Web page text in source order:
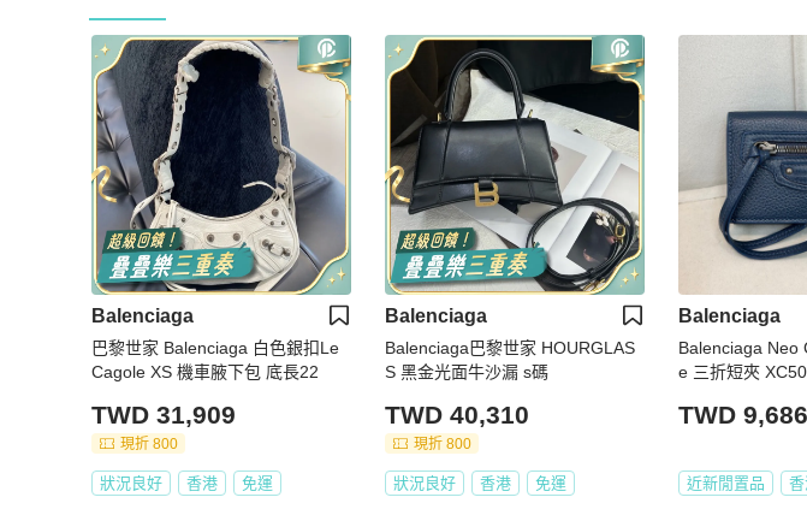
Balenciaga
巴黎世家 Balenciaga 白色銀扣Le
Cagole XS 機車腋下包 底長22
TWD 31,909
現折 800
狀況良好 香港 免運
Balenciaga
Balenciaga巴黎世家 HOURGLAS
S 黑金光面牛沙漏 s碼
TWD 40,310
現折 800
狀況良好 香港 免運
Balenciaga
Balenciaga Neo
e 三折短夾
TWD 9,686
近新閒置品